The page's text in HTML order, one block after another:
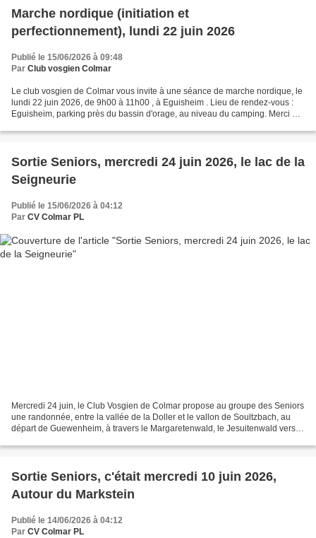
Marche nordique (initiation et
perfectionnement), lundi 22 juin 2026
Publié le 15/06/2026 à 09:48
Par Club vosgien Colmar
Le club vosgien de Colmar vous invite à une séance de marche nordique, le
lundi 22 juin 2026, de 9h00 à 11h00 , à Eguisheim . Lieu de rendez-vous :
Eguisheim, parking près du bassin d'orage, au niveau du camping. Merci de
Sortie Seniors, mercredi 24 juin 2026, le lac de la
Seigneurie
Publié le 15/06/2026 à 04:12
Par CV Colmar PL
Mercredi 24 juin, le Club Vosgien de Colmar propose au groupe des Seniors
une randonnée, entre la vallée de la Doller et le vallon de Soultzbach, au
départ de Guewenheim, à travers le Margaretenwald, le Jesuitenwald vers le
Sortie Seniors, c'était mercredi 10 juin 2026,
Autour du Markstein
Publié le 14/06/2026 à 04:12
Par CV Colmar PL